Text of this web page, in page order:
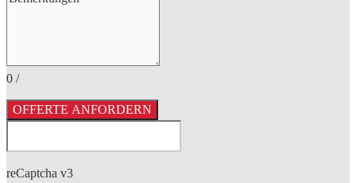
0 /
OFFERTE ANFORDERN
reCaptcha v3